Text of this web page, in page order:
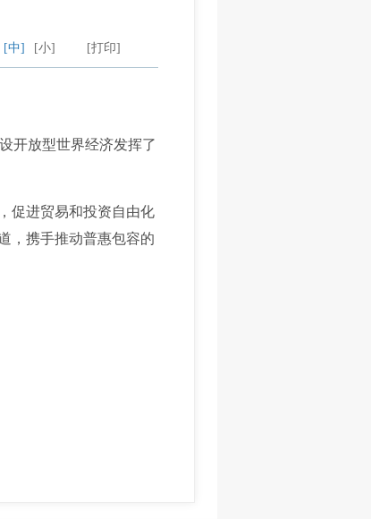
[打印]
[中] [小]
开放型世界经济发挥了
促进贸易和投资自由化
，携手推动普惠包容的